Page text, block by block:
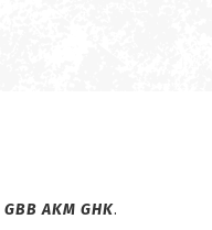
GBB AKM GHK.